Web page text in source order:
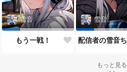
雪音
もう一戦！
雪音
もっと見る